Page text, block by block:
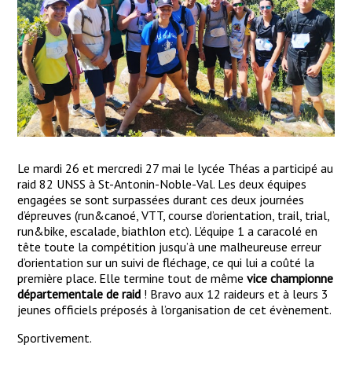
Le mardi 26 et mercredi 27 mai le lycée Théas a participé au
raid 82 UNSS à St-Antonin-Noble-Val. Les deux équipes
engagées se sont surpassées durant ces deux journées
d’épreuves (run&canoé, VTT, course d’orientation, trail, trial,
run&bike, escalade, biathlon etc). L’équipe 1 a caracolé en
tête toute la compétition jusqu’à une malheureuse erreur
d’orientation sur un suivi de fléchage, ce qui lui a coûté la
première place. Elle termine tout de mêmevice championne
départementale de raid ! Bravo aux 12 raideurs et à leurs 3
jeunes officiels préposés à l’organisation de cet évènement.
Sportivement.